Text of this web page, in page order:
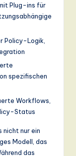
Plug-ins für
Policy-Logik,
spezifischen
Workflows,
Status
nicht nur ein
Modell, das
das